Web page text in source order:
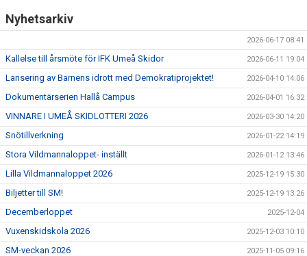
Nyhetsarkiv
2026-06-17 08:41
Kallelse till årsmöte för IFK Umeå Skidor 2026-06-11 19:04
Lansering av Barnens idrott med Demokratiprojektet! 2026-04-10 14:06
Dokumentärserien Hallå Campus 2026-04-01 16:32
VINNARE I UMEÅ SKIDLOTTERI 2026 2026-03-30 14:20
Snötillverkning 2026-01-22 14:19
Stora Vildmannaloppet- inställt 2026-01-12 13:46
Lilla Vildmannaloppet 2026 2025-12-19 15:30
Biljetter till SM! 2025-12-19 13:26
Decemberloppet 2025-12-04
Vuxenskidskola 2026 2025-12-03 10:10
SM-veckan 2026 2025-11-05 09:16